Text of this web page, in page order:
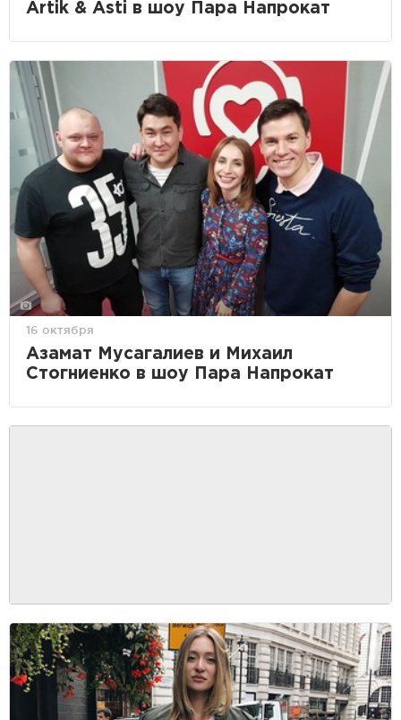
Artik & Asti в шоу Пара Напрокат
16 октября
Азамат Мусагалиев и Михаил
Стогниенко в шоу Пара Напрокат